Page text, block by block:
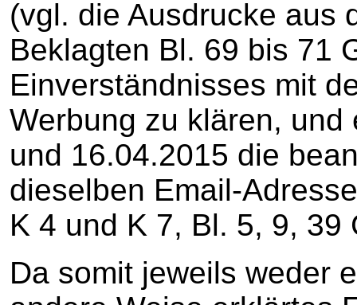
(vgl. die Ausdrucke aus
Beklagten Bl. 69 bis 71
Einverständnisses mit
Werbung zu klären,
und 16.04.2015 die
dieselben Email-
K 4 und K 7, Bl. 5, 9, 39
Da somit jeweils weder